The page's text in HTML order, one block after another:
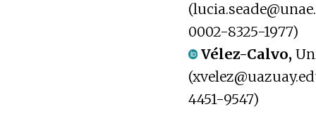
0002-8325-1977)
Vélez-Calvo,
4451-9547)